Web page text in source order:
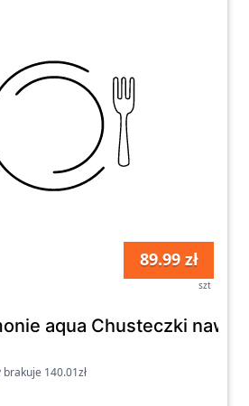
89.99 zł
szt
aqua Chusteczki
140.01zł